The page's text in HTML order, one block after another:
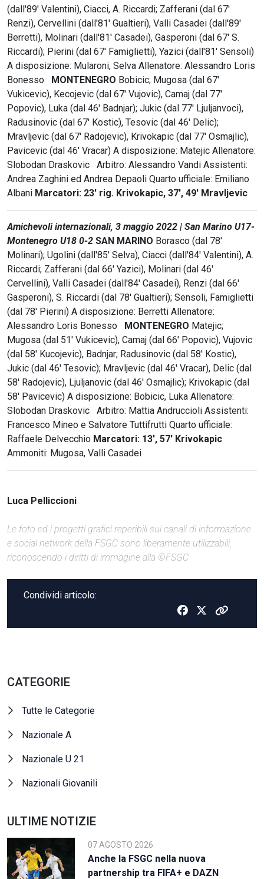
(dall'89' Valentini), Ciacci, A. Riccardi; Zafferani (dal 67'
Renzi), Cervellini (dall'81' Gualtieri), Valli Casadei (dall'89'
Berretti), Molinari (dall'81' Casadei), Gasperoni (dal 67' S.
Riccardi); Pierini (dal 67' Famiglietti), Yazici (dall'81' Sensoli)
A disposizione: Mularoni, Selva Allenatore: Alessandro Loris
Bonesso MONTENEGRO Bobicic; Mugosa (dal 67'
Vukicevic), Kecojevic (dal 67' Vujovic), Camaj (dal 77'
Popovic), Luka (dal 46' Badnjar); Jukic (dal 77' Ljuljanvoci),
Radusinovic (dal 67' Kostic), Tesovic (dal 46' Delic);
Mravljevic (dal 67' Radojevic), Krivokapic (dal 77' Osmajlic),
Pavicevic (dal 46' Vracar) A disposizione: Matejic Allenatore:
Slobodan Draskovic Arbitro: Alessandro Vandi Assistenti:
Andrea Zaghini ed Andrea Depaoli Quarto ufficiale: Emiliano
Albani Marcatori: 23' rig. Krivokapic, 37', 49' Mravljevic
Amichevoli internazionali, 3 maggio 2022 | San Marino U17-
Montenegro U18 0-2 SAN MARINO Borasco (dal 78'
Molinari); Ugolini (dall'85' Selva), Ciacci (dall'84' Valentini), A.
Riccardi; Zafferani (dal 66' Yazici), Molinari (dal 46'
Cervellini), Valli Casadei (dall'84' Casadei), Renzi (dal 66'
Gasperoni), S. Riccardi (dal 78' Gualtieri); Sensoli, Famiglietti
(dal 78' Pierini) A disposizione: Berretti Allenatore:
Alessandro Loris Bonesso MONTENEGRO Matejic;
Mugosa (dal 51' Vukicevic), Camaj (dal 66' Popovic), Vujovic
(dal 58' Kucojevic), Badnjar; Radusinovic (dal 58' Kostic),
Jukic (dal 46' Tesovic); Mravljevic (dal 46' Vracar), Delic (dal
58' Radojevic), Ljuljanovic (dal 46' Osmajlic); Krivokapic (dal
58' Pavicevic) A disposizione: Bobicic, Luka Allenatore:
Slobodan Draskovic Arbitro: Mattia Andruccioli Assistenti:
Francesco Mineo e Salvatore Tuttifrutti Quarto ufficiale:
Raffaele Delvecchio Marcatori: 13', 57' Krivokapic
Ammoniti: Mugosa, Valli Casadei
Luca Pelliccioni
Le foto ed i progetti grafici reperibili sui canali di informazione
e social network della FSGC sono liberamente utilizzabili,
riconoscendo i diritti di immagine alla ©FSGC
Condividi articolo:
CATEGORIE
Tutte le Categorie
Nazionale A
Nazionale U 21
Nazionali Giovanili
ULTIME NOTIZIE
07 AGOSTO 2026
Anche la FSGC nella nuova
partnership tra FIFA+ e DAZN